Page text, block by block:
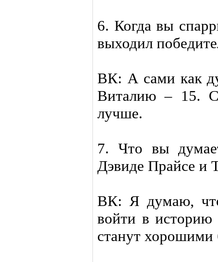
6. Когда вы
выходил
ВК: А сами как
Виталию – 15.
лучше.
7. Что вы
Дэвиде Прайсе и
ВК: Я думаю,
войти в
станут